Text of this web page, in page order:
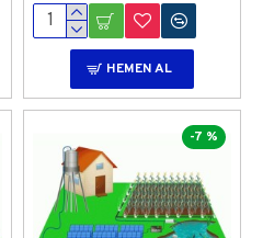
HEMEN AL
-7 %